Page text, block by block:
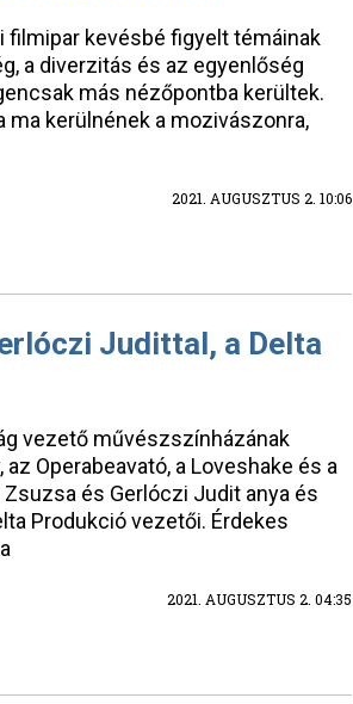
filmipar kevésbé figyelt témáinak
a diverzitás és az egyenlőség
más nézőpontba kerültek.
kerülnének a mozivászonra,
2021. AUGUSZTUS 2. 10:06
Judittal, a Delta
vezető művészszínházának
Operabeavató, a Loveshake és a
és Gerlóczi Judit anya és
Produkció vezetői. Érdekes
2021. AUGUSZTUS 2. 04:35